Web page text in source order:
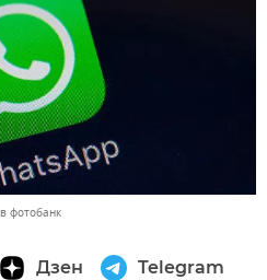
фотобанк
Дзен Telegram